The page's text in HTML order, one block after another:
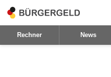
Zum
Inhalt
Rechner News